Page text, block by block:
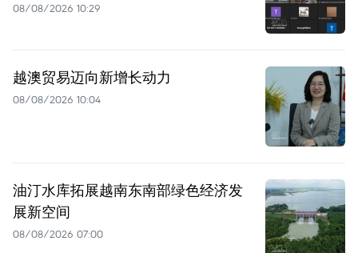
08/08/2026 10:29
越澳贸易迈向新增长动力
08/08/2026 10:04
油汀水库拓展越南东南部绿色经济发
展新空间
08/08/2026 07:00